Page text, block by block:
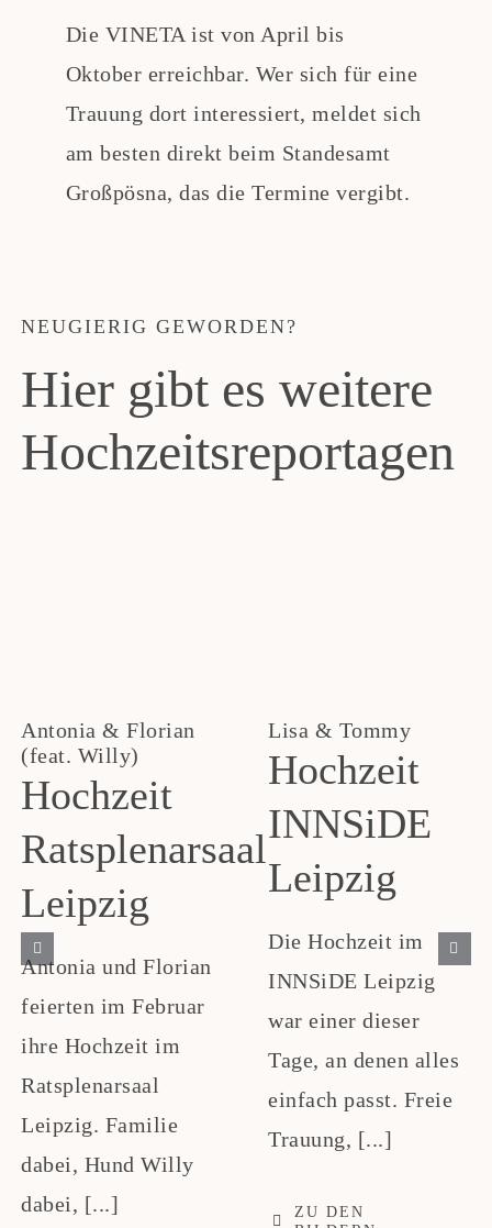
Die VINETA ist von April bis
Oktober erreichbar. Wer sich für eine
Trauung dort interessiert, meldet sich
am besten direkt beim Standesamt
Großpösna, das die Termine vergibt.
NEUGIERIG GEWORDEN?
Hier gibt es weitere
Hochzeitsreportagen
Antonia & Florian
(feat. Willy)
Hochzeit
Ratsplenarsaal
Leipzig
Antonia und Florian
feierten im Februar
ihre Hochzeit im
Ratsplenarsaal
Leipzig. Familie
dabei, Hund Willy
dabei, [...]
Lisa & Tommy
Hochzeit
INNSiDE
Leipzig
Die Hochzeit im
INNSiDE Leipzig
war einer dieser
Tage, an denen alles
einfach passt. Freie
Trauung, [...]
ZU DEN